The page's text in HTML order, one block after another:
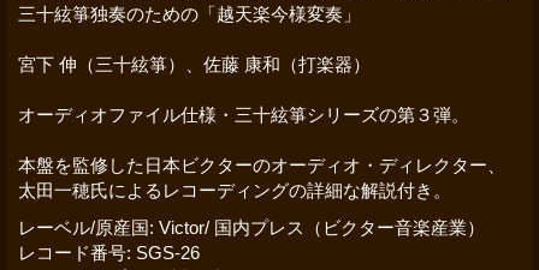
三十絃箏独奏のための「越天楽今様変奏」
宮下 伸（三十絃箏）、佐藤 康和（打楽器）
オーディオファイル仕様・三十絃箏シリーズの第３弾。
本盤を監修した日本ビクターのオーディオ・ディレクター、
太田一穂氏によるレコーディングの詳細な解説付き。
レーベル/原産国: Victor/ 国内プレス（ビクター音楽産業）
レコード番号: SGS-26